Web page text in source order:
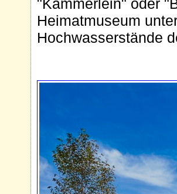
"Kämmerlein" oder
Heimatmuseum
Hochwasserstände